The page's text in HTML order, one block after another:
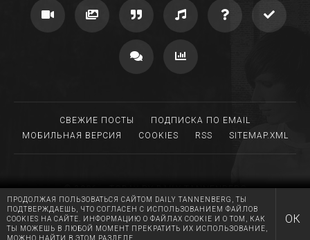
СВЕЖИЕ ПОСТЫ
ПОДПИСКА ПО EMAIL
МОБИЛЬНАЯ ВЕРСИЯ
COOKIES RSS SITEMAP.XML
©2006— TODAY BYDAILY TANNENBERG
DRIVEN BY TUMBLR, MIGRATED TO WORDPRESS
MADE WITH LOVE ATRGB MEDIA
HUGS AND KISSES TO A.T.
ПРОДОЛЖАЯ ПОЛЬЗОВАТЬСЯ САЙТОМ DAILY TANNENBERG, ТЫ
ПОДТВЕРЖДАЕШЬ, ЧТО СОГЛАСЕН С ИСПОЛЬЗОВАНИЕМ ФАЙЛОВ
COOKIES НА САЙТЕ. ИНФОРМАЦИЮ О ФАЙЛАХ COOKIE И О ТОМ, КАК
ТЫ МОЖЕШЬ В ЛЮБОЙ МОМЕНТ ПРЕКРАТИТЬ ИХ ИСПОЛЬЗОВАНИЕ,
МОЖНО НАЙТИ В ЭТОМ РАЗДЕЛЕ
ОК